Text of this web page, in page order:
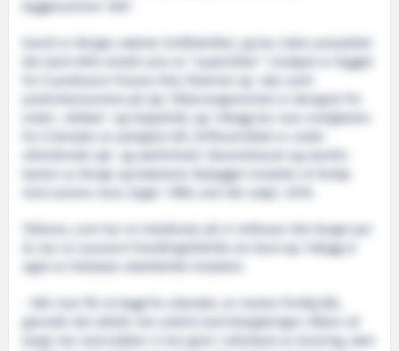
byggenummer 1067.
Granit er Norges største hvitfisktråler, og har siden prosjektet
ble kjent blitt omtalt som en “supertråler”. Fartøyet er bygget
proteinkonsentrat på sjø. Trålarrangementet er designet for
enkel-, dobbel- og trippeltrål, og i tillegg har man muligheten
for å benytte en pelagisk trål. Driftsområdet er under
kysten av Norge og Grønland. Nybygget erstatter et fartøy
med samme navn, bygd i 1989, som ble solgt i 2016.
Tråleren, som har en totalkvote på ni millioner kilo fangst per
år, har en avansert foredlingsfabrikk om bord og i tillegg er
også en fullskala rekefabrikk installert.
– Når man får et bygg fra utlandet, en nesten ferdig båt,
gjenstår det alltids noe arbeid med klargjøringen. Båten så
langt, har med jobben vi har gjort i etterkant av levering, vært